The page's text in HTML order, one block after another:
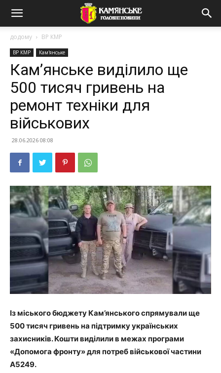
додому ВР КМР
ВР КМР Кам'янське
Кам’янське виділило ще
500 тисяч гривень на
ремонт техніки для
військових
28.06.2026 08:08
Із міського бюджету Кам’янського спрямували ще
500 тисяч гривень на підтримку українських
захисників. Кошти виділили в межах програми
«Допомога фронту» для потреб військової частини
А5249.